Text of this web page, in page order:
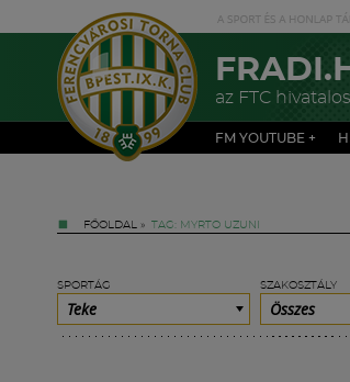
az FTC
FM YOUTUBE +
FŐOLDAL » TAG: MYRTO UZUNI
SPORTÁG
Teke
SZAKOSZTÁLY
Összes